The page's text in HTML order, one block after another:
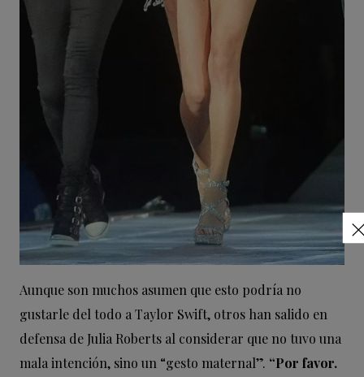
Aunque son muchos asumen que esto podría no
gustarle del todo a Taylor Swift, otros han salido en
defensa de Julia Roberts al considerar que no tuvo una
mala intención, sino un “gesto maternal”. “Por favor.